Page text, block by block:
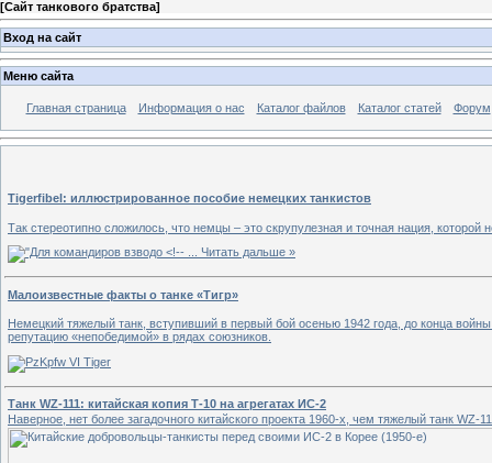
[Сайт танкового братства]
Вход на сайт
Меню сайта
Главная страница Информация о нас Каталог файлов Каталог статей Форум
Tigerfibel: иллюстрированное пособие немецких танкистов
Так стереотипно сложилось, что немцы – это скрупулезная и точная нация,
Читать дальше »
Малоизвестные факты о танке «Тигр»
Немецкий тяжелый танк, вступивший в первый бой осенью 1942 года, до конца
репутацию «непобедимой» в рядах союзников.
Танк WZ-111: китайская копия Т-10 на агрегатах ИС-2
Наверное, нет более загадочного китайского проекта 1960-х, чем тяжелый танк WZ-